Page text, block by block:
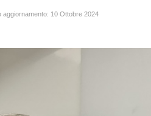
aggiornamento: 10 Ottobre 2024